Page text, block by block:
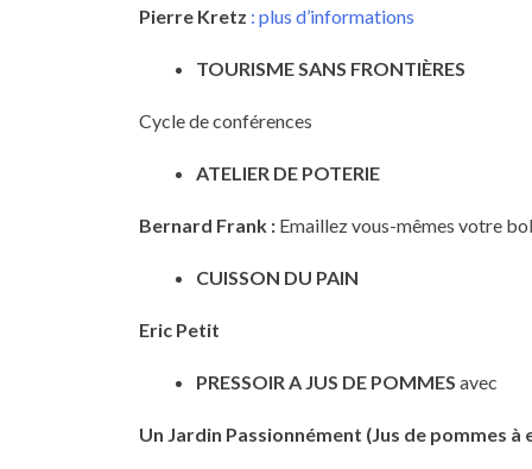
Pierre Kretz : plus d’informations
TOURISME SANS FRONTIÈRES
Cycle de conférences
ATELIER DE POTERIE
Bernard Frank : Emaillez vous-mêmes votre
CUISSON DU PAIN
Eric Petit
PRESSOIR A JUS DE POMMES avec
Un Jardin Passionnément (Jus de pommes